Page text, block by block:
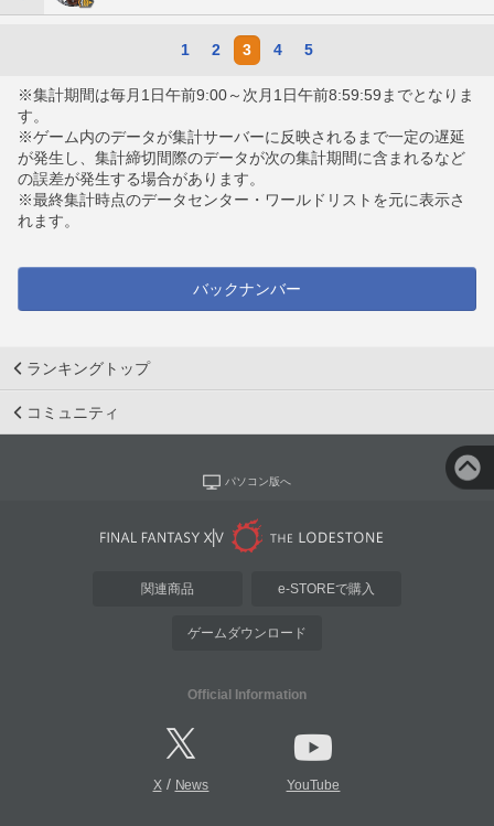
1 2 3 4 5
※集計期間は毎月1日午前9:00～次月1日午前8:59:59までとなりま
す。
※ゲーム内のデータが集計サーバーに反映されるまで一定の遅延
が発生し、集計締切間際のデータが次の集計期間に含まれるなど
の誤差が発生する場合があります。
※最終集計時点のデータセンター・ワールドリストを元に表示さ
れます。
バックナンバー
ランキングトップ
コミュニティ
パソコン版へ
関連商品 e-STOREで購入
ゲームダウンロード
Official Information
X/ News YouTube